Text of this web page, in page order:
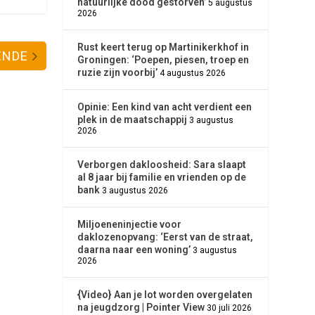
5 augustus
2026
Rust keert terug op Martinikerkhof in
Groningen: ‘Poepen, piesen, troep en
ruzie zijn voorbij’ 4 augustus 2026
Opinie: Een kind van acht verdient een
plek in de maatschappij 3 augustus
2026
Verborgen dakloosheid: Sara slaapt
al 8 jaar bij familie en vrienden op de
bank 3 augustus 2026
Miljoeneninjectie voor
daklozenopvang: ‘Eerst van de straat,
daarna naar een woning’ 3 augustus
2026
{Video} Aan je lot worden overgelaten
na jeugdzorg | Pointer View 30 juli 2026